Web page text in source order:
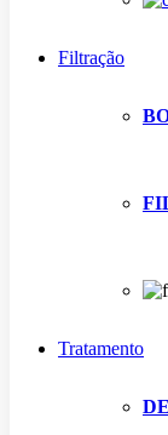
Filtração
Tratamento